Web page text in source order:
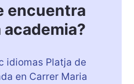
encuentra
idiomas Platja de
en Carrer Maria